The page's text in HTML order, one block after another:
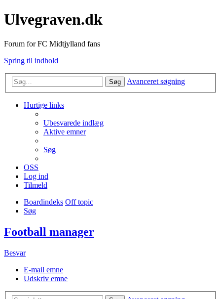
Ulvegraven.dk
Forum for FC Midtjylland fans
Spring til indhold
Søg Avanceret søgning
Hurtige links
Ubesvarede indlæg
Aktive emner
Søg
OSS
Log ind
Tilmeld
Boardindeks Off topic
Søg
Football manager
Besvar
E-mail emne
Udskriv emne